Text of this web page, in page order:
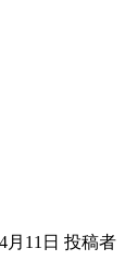
月11日 投稿者